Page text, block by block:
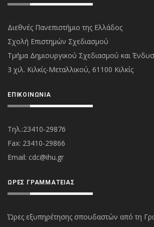
Διεθνές Πανεπιστήμιο της Ελλάδος
Σχολή Επιστημών Σχεδιασμού
Τμήμα Δημιουργικού Σχεδιασμού και
3 χιλ. Κιλκίς-Μεταλλικού, 61100 Κιλκίς
ΕΠΙΚΟΙΝΩΝΊΑ
Τηλ.:23410-29876
Fax: 23410-29866
Εmail: cdc@ihu.gr
ΏΡΕΣ ΓΡΑΜΜΑΤΕΊΑΣ
Ώρες εξυπηρέτησης σπουδαστών από τη